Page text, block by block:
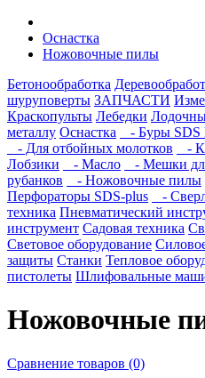
Оснастка
Ножовочные пилы
Бетонообработка
шуруповерты ЗАПЧАСТИ
Краскопульты Лебедки
металлу Оснастка - Буры SDS
- Для отбойных молотков
-
Лобзики
- Масло - Мешки
рубанков
- Ножовочные пилы
Перфораторы SDS-plus
-
техника Пневматический
инструмент Садовая техника
Световое оборудование
защиты Станки Тепловое
пистолеты Шлифовальные
Ножовочные
Сравнение товаров (0)